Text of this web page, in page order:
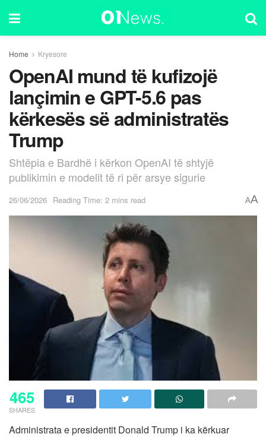
Home Kryesore
OpenAI mund të kufizojë
lançimin e GPT-5.6 pas
kërkesës së administratës
Trump
Shtëpia e Bardhë i kërkon OpenAI të shtyjë
publikimin e modelit të ri për arsye sigurie
26/06/2026 Reading Time: 2 mins read AA
465
SHARES
Administrata e presidentit Donald Trump i ka kërkuar